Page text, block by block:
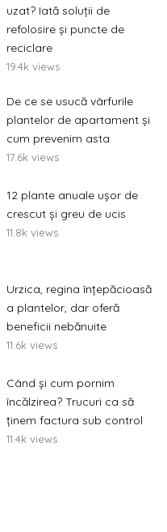
uzat? Iată soluții de
refolosire și puncte de
reciclare
19.4k views
De ce se usucă vârfurile
plantelor de apartament și
cum prevenim asta
17.6k views
12 plante anuale ușor de
crescut și greu de ucis
11.8k views
Urzica, regina înțepăcioasă
a plantelor, dar oferă
beneficii nebănuite
11.6k views
Când și cum pornim
încălzirea? Trucuri ca să
ținem factura sub control
11.4k views